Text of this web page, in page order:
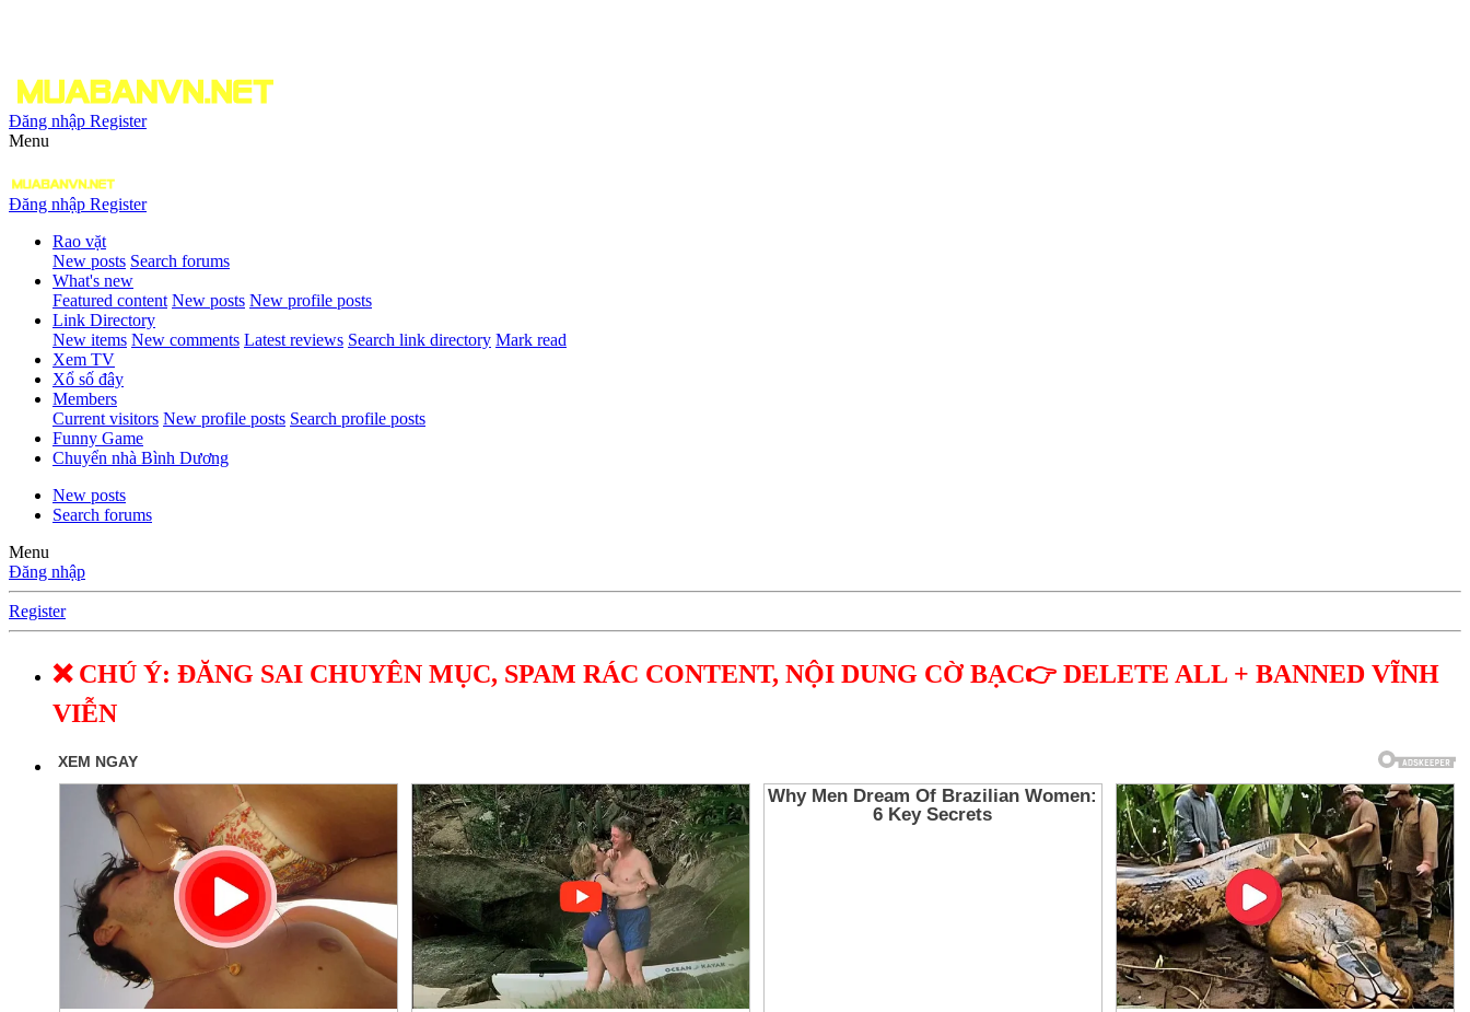
Đăng nhập Register
Menu
Đăng nhập Register
Rao vặt
New posts Search forums
What's new
Featured content New posts New profile posts
Link Directory
New items New comments Latest reviews Search link directory Mark read
Xem TV
Xổ số đây
Members
Current visitors New profile posts Search profile posts
Funny Game
Chuyển nhà Bình Dương
New posts
Search forums
Menu
Đăng nhập
Register
❌ CHÚ Ý: ĐĂNG SAI CHUYÊN MỤC, SPAM RÁC CONTENT, NỘI DUNG CỜ BẠC👉 DELETE ALL + BANNED VĨNH
VIỄN